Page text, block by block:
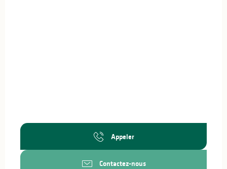
Appeler
Contactez-nous